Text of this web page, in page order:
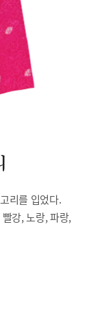
리를 입었다.
강, 노랑, 파랑,